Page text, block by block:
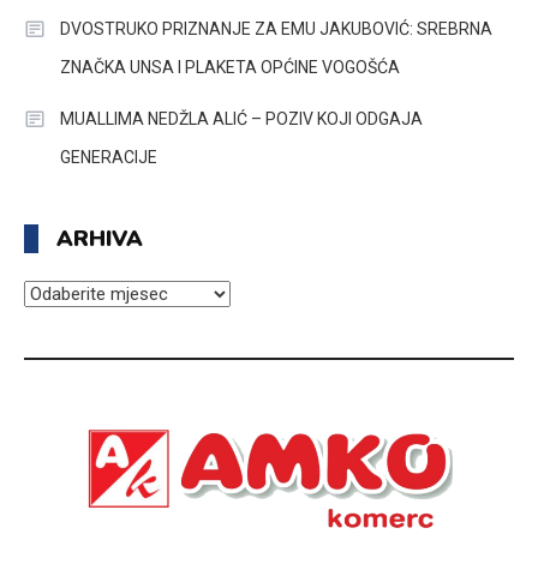
DVOSTRUKO PRIZNANJE ZA EMU JAKUBOVIĆ: SREBRNA
ZNAČKA UNSA I PLAKETA OPĆINE VOGOŠĆA
MUALLIMA NEDŽLA ALIĆ – POZIV KOJI ODGAJA
GENERACIJE
ARHIVA
ARHIVA